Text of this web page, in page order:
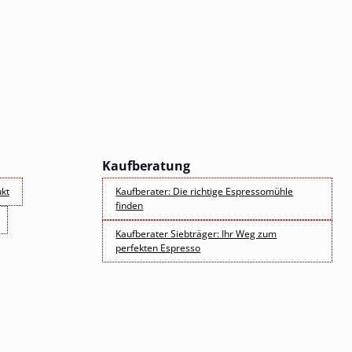
Kaufberatung
Kaufberater: Die richtige Espressomühle
finden
Kaufberater Siebträger: Ihr Weg zum
perfekten Espresso